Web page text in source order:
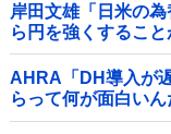
岸田文雄「日米の
ら円を強くすること
AHRA「DH導入が
らって何が面白い